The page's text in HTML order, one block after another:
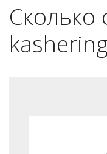
Сколько